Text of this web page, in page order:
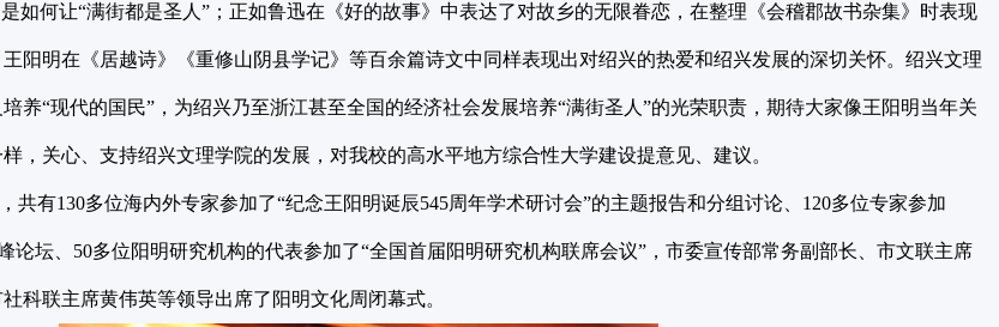
如何让“满街都是圣人”；正如鲁迅在《好的故事》中表达了对故乡的无限眷恋，在整理《会稽郡故书杂集》时表现
阳明在《居越诗》《重修山阴县学记》等百余篇诗文中同样表现出对绍兴的热爱和绍兴发展的深切关怀。绍兴文理
养“现代的国民”，为绍兴乃至浙江甚至全国的经济社会发展培养“满街圣人”的光荣职责，期待大家像王阳明当年关
，关心、支持绍兴文理学院的发展，对我校的高水平地方综合性大学建设提意见、建议。
有130多位海内外专家参加了“纪念王阳明诞辰545周年学术研讨会”的主题报告和分组讨论、120多位专家参加
论坛、50多位阳明研究机构的代表参加了“全国首届阳明研究机构联席会议”，市委宣传部常务副部长、市文联主席
科联主席黄伟英等领导出席了阳明文化周闭幕式。